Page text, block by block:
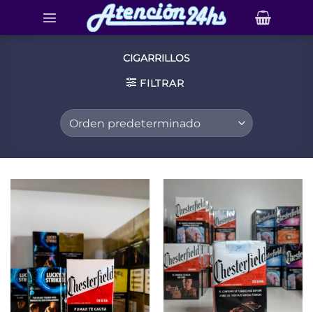
contenido
CIGARRILLOS
FILTRAR